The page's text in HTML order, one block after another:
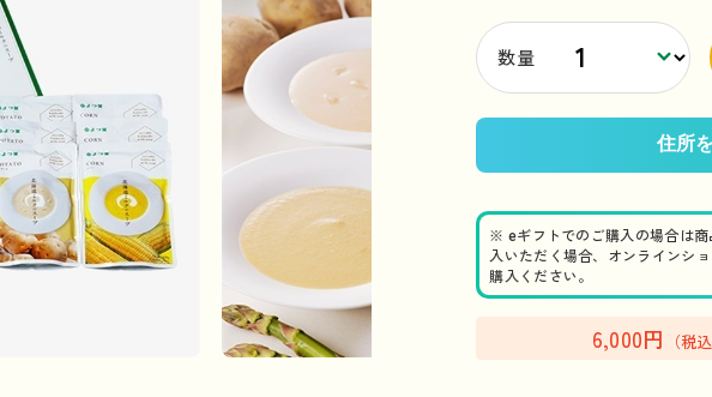
数量
※ eギフトでのご購入の場合は
入いただく場合、オンラインシ
購入ください。
6,000円 （税込